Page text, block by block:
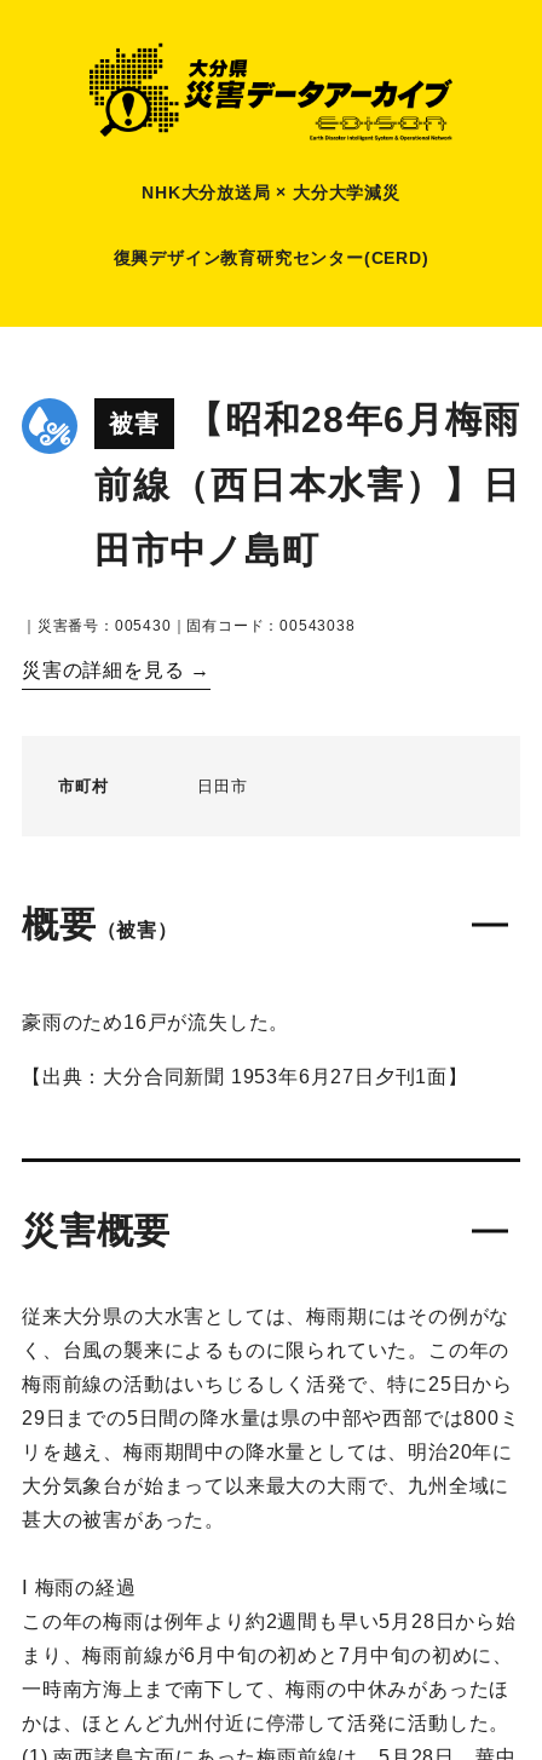
NHK大分放送局 × 大分大学減災
復興デザイン教育研究センター(CERD)
被害
【昭和28年6月梅雨
前線（西日本水害）】日
田市中ノ島町
｜災害番号：005430｜固有コード：00543038
災害の詳細を見る →
市町村 日田市
概要 （被害）
豪雨のため16戸が流失した。
【出典：大分合同新聞 1953年6月27日夕刊1面】
災害概要
従来大分県の大水害としては、梅雨期にはその例がな
く、台風の襲来によるものに限られていた。この年の
梅雨前線の活動はいちじるしく活発で、特に25日から
29日までの5日間の降水量は県の中部や西部では800ミ
リを越え、梅雨期間中の降水量としては、明治20年に
大分気象台が始まって以来最大の大雨で、九州全域に
甚大の被害があった。
Ⅰ 梅雨の経過
この年の梅雨は例年より約2週間も早い5月28日から始
まり、梅雨前線が6月中旬の初めと7月中旬の初めに、
一時南方海上まで南下して、梅雨の中休みがあったほ
かは、ほとんど九州付近に停滞して活発に活動した。